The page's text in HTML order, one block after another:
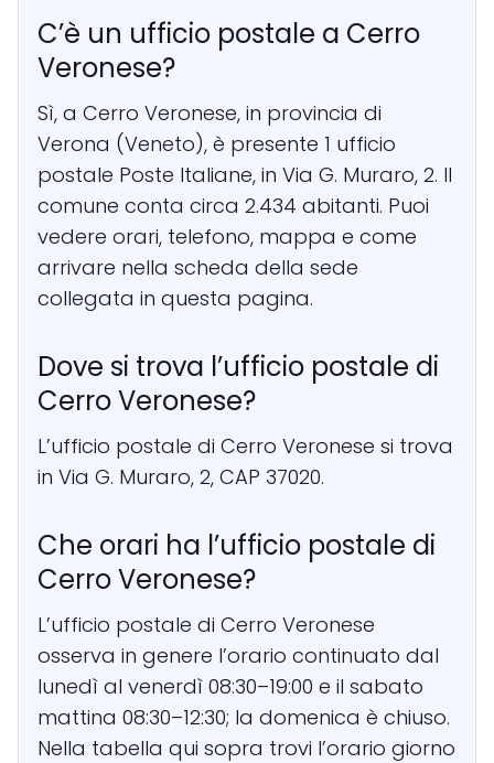
C’è un ufficio postale a Cerro
Veronese?
Sì, a Cerro Veronese, in provincia di
Verona (Veneto), è presente 1 ufficio
postale Poste Italiane, in Via G. Muraro, 2. Il
comune conta circa 2.434 abitanti. Puoi
vedere orari, telefono, mappa e come
arrivare nella scheda della sede
collegata in questa pagina.
Dove si trova l’ufficio postale di
Cerro Veronese?
L’ufficio postale di Cerro Veronese si trova
in Via G. Muraro, 2, CAP 37020.
Che orari ha l’ufficio postale di
Cerro Veronese?
L’ufficio postale di Cerro Veronese
osserva in genere l’orario continuato dal
lunedì al venerdì 08:30–19:00 e il sabato
mattina 08:30–12:30; la domenica è chiuso.
Nella tabella qui sopra trovi l’orario giorno